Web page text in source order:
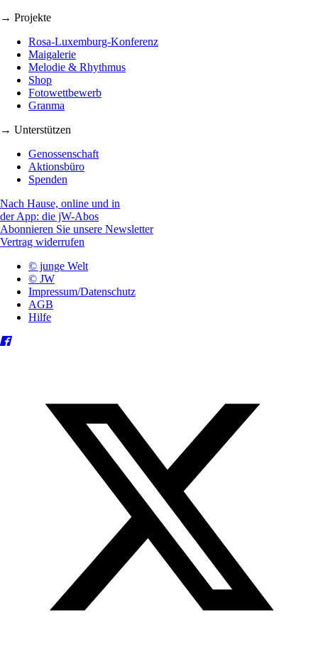
→ Projekte
Rosa-Luxemburg-Konferenz
Maigalerie
Melodie & Rhythmus
Shop
Fotowettbewerb
Granma
→ Unterstützen
Genossenschaft
Aktionsbüro
Spenden
Nach Hause, online und in
der App: die jW-Abos
Abonnieren Sie unsere Newsletter
Vertrag widerrufen
© junge Welt
© JW
Impressum/Datenschutz
AGB
Hilfe